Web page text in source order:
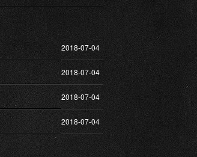
2018-07-04
2018-07-04
2018-07-04
2018-07-04